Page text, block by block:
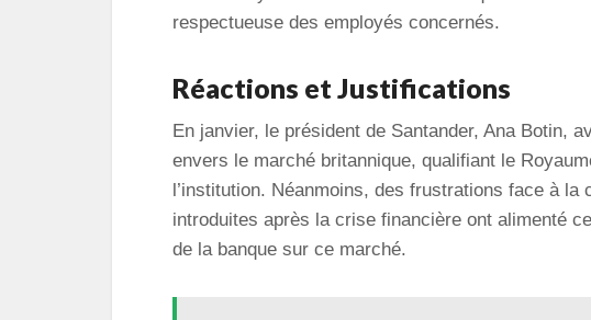
respectueuse des employés concernés.
Réactions et Justifications
En janvier, le président de Santander, Ana Botin,
envers le marché britannique, qualifiant le
l’institution. Néanmoins, des frustrations face à la
introduites après la crise financière ont alimenté
de la banque sur ce marché.